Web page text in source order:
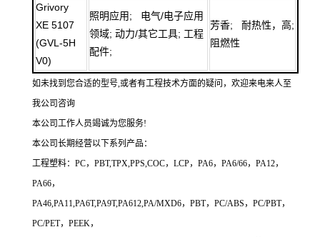
Grivory
XE 5107
(GVL-5H
V0)
照明应用; 电气/电子应用
领域; 动力/其它工具; 工程
配件;
芳香; 耐热性，高;
阻燃性
如未找到您合适的型号,或者有工程技术方面的疑问，欢迎来电来人至
我公司咨询
本公司工作人员竭诚为您服务!
本公司长期经营以下系列产品：
工程塑料：PC，PBT,TPX,PPS,COC，LCP，PA6，PA6/66，PA12，
PA66，
PA46,PA11,PA6T,PA9T,PA612,PA/MXD6，PBT，PC/ABS，PC/PBT，
PC/PET，PEEK，